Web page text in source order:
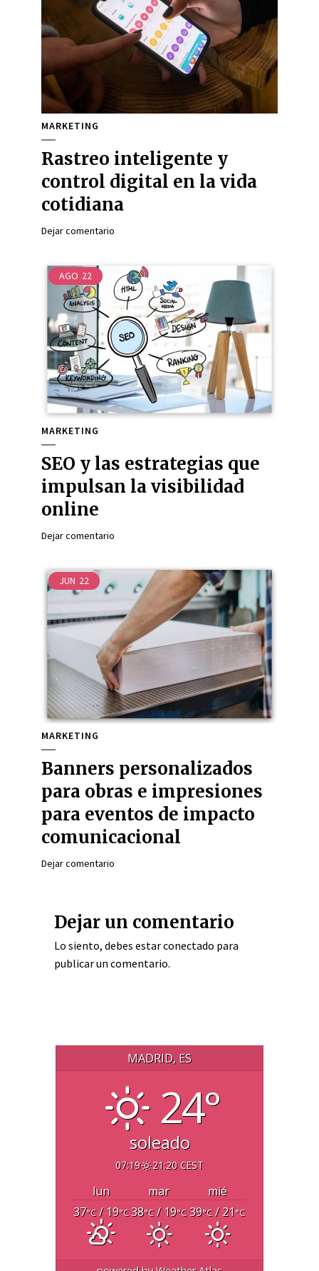
MARKETING
Rastreo inteligente y
control digital en la vida
cotidiana
Dejar comentario
AGO 22
MARKETING
SEO y las estrategias que
impulsan la visibilidad
online
Dejar comentario
JUN 22
MARKETING
Banners personalizados
para obras e impresiones
para eventos de impacto
comunicacional
Dejar comentario
Dejar un comentario
Lo siento, debes estarconectado para
publicar un comentario.
MADRID, ES
24°
soleado
07:19 21:20 CEST
lun mar
mié
37°C/ 19°C38°C/ 19°C 39°C/ 21°C